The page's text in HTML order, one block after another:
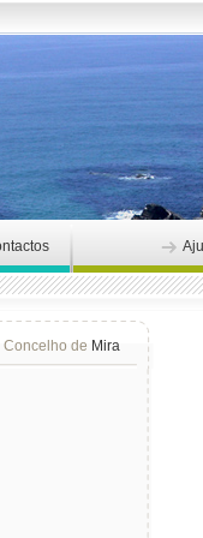
Concelho de Mira